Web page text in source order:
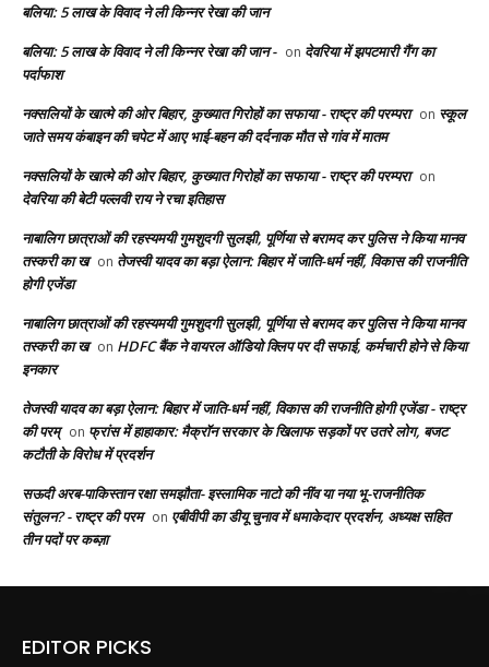
बलिया: 5 लाख के विवाद ने ली किन्नर रेखा की जान
बलिया: 5 लाख के विवाद ने ली किन्नर रेखा की जान - on देवरिया में झपटमारी गैंग का
पर्दाफाश
नक्सलियों के खात्मे की ओर बिहार, कुख्यात गिरोहों का सफाया - राष्ट्र की परम्परा on स्कूल
जाते समय कंबाइन की चपेट में आए भाई-बहन की दर्दनाक मौत से गांव में मातम
नक्सलियों के खात्मे की ओर बिहार, कुख्यात गिरोहों का सफाया - राष्ट्र की परम्परा on
देवरिया की बेटी पल्लवी राय ने रचा इतिहास
नाबालिग छात्राओं की रहस्यमयी गुमशुदगी सुलझी, पूर्णिया से बरामद कर पुलिस ने किया मानव
तस्करी का ख on तेजस्वी यादव का बड़ा ऐलान: बिहार में जाति-धर्म नहीं, विकास की राजनीति
होगी एजेंडा
नाबालिग छात्राओं की रहस्यमयी गुमशुदगी सुलझी, पूर्णिया से बरामद कर पुलिस ने किया मानव
तस्करी का ख on HDFC बैंक ने वायरल ऑडियो क्लिप पर दी सफाई, कर्मचारी होने से किया
इनकार
तेजस्वी यादव का बड़ा ऐलान: बिहार में जाति-धर्म नहीं, विकास की राजनीति होगी एजेंडा - राष्ट्र
की परम् on फ्रांस में हाहाकार: मैक्रॉन सरकार के खिलाफ सड़कों पर उतरे लोग, बजट
कटौती के विरोध में प्रदर्शन
सऊदी अरब-पाकिस्तान रक्षा समझौता- इस्लामिक नाटो की नींव या नया भू-राजनीतिक
संतुलन? - राष्ट्र की परम on एबीवीपी का डीयू चुनाव में धमाकेदार प्रदर्शन, अध्यक्ष सहित
तीन पदों पर कब्ज़ा
EDITOR PICKS